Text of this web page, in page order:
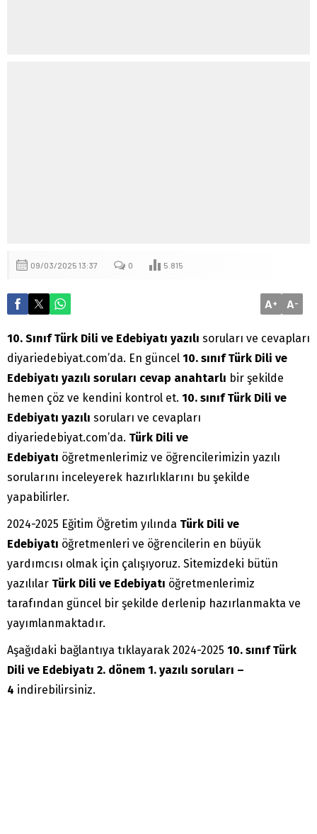
09/03/2025 13:37 0 5.815
A+ A-
10. Sınıf Türk Dili ve Edebiyatı yazılı soruları ve cevapları
diyariedebiyat.com’da. En güncel 10. sınıf Türk Dili ve
Edebiyatı yazılı soruları cevap anahtarlı bir şekilde
hemen çöz ve kendini kontrol et. 10. sınıf Türk Dili ve
Edebiyatı yazılı soruları ve cevapları
diyariedebiyat.com’da. Türk Dili ve
Edebiyatı öğretmenlerimiz ve öğrencilerimizin yazılı
sorularını inceleyerek hazırlıklarını bu şekilde
yapabilirler.
2024-2025 Eğitim Öğretim yılında Türk Dili ve
Edebiyatı öğretmenleri ve öğrencilerin en büyük
yardımcısı olmak için çalışıyoruz. Sitemizdeki bütün
yazılılar Türk Dili ve Edebiyatı öğretmenlerimiz
tarafından güncel bir şekilde derlenip hazırlanmakta ve
yayımlanmaktadır.
Aşağıdaki bağlantıya tıklayarak 2024-2025 10. sınıf Türk
Dili ve Edebiyatı 2. dönem 1. yazılı soruları –
4 indirebilirsiniz.